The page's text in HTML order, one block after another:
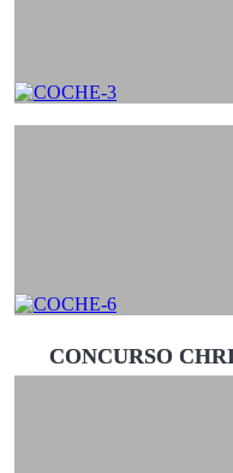
CONCURSO